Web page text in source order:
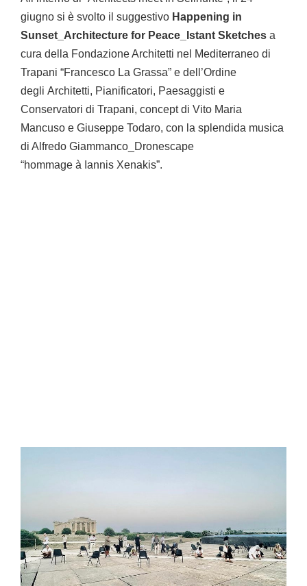
giugno si è svolto il suggestivo Happening in
Sunset_Architecture for Peace_Istant Sketches a
cura della Fondazione Architetti nel Mediterraneo di
Trapani “Francesco La Grassa” e dell’Ordine
degli Architetti, Pianificatori, Paesaggisti e
Conservatori di Trapani, concept di Vito Maria
Mancuso e Giuseppe Todaro, con la splendida musica
di Alfredo Giammanco_Dronescape
“hommage à Iannis Xenakis”.